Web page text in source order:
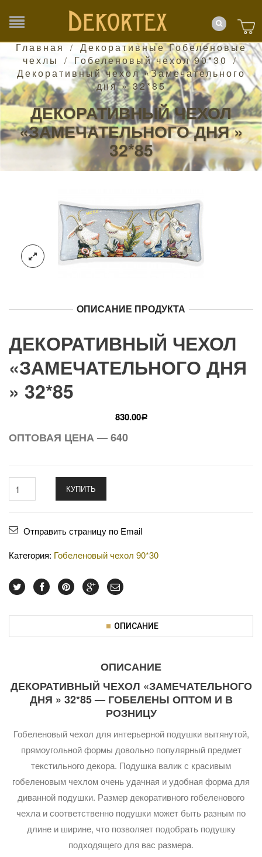
Главная /
Декоративные Гобеленовые
чехлы
/ Гобеленовый чехол 90*30 /
Декоративный чехол «Замечательного
дня » 32*85
ДЕКОРАТИВНЫЙ ЧЕХОЛ
«ЗАМЕЧАТЕЛЬНОГО ДНЯ »
32*85
ОПИСАНИЕ ПРОДУКТА
ДЕКОРАТИВНЫЙ ЧЕХОЛ
«ЗАМЕЧАТЕЛЬНОГО ДНЯ
» 32*85
830.00Р
ОПТОВАЯ ЦЕНА — 640
КУПИТЬ
Отправить страницу по Email
Категория: Гобеленовый чехол 90*30
ОПИСАНИЕ
ОПИСАНИЕ
ДЕКОРАТИВНЫЙ ЧЕХОЛ «ЗАМЕЧАТЕЛЬНОГО
ДНЯ » 32*85 — ГОБЕЛЕНЫ ОПТОМ И В
РОЗНИЦУ
Гобеленовый чехол для интерьерной подушки вытянутой,
прямоугольной формы довольно популярный предмет
текстильного декора. Подушка валик с красивым
гобеленовым чехлом очень удачная и удобная форма для
диванной подушки. Размер декоративного гобеленового
чехла и соответственно подушки может быть разным по
длине и ширине, что позволяет подобрать подушку
подходящего для вас размера.